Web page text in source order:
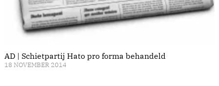
AD | Schietpartij Hato pro forma behandeld
18 NOVEMBER 2014